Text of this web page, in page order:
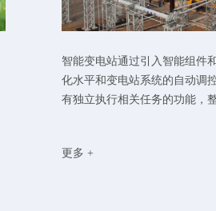
智能变电站通过引入智能组件
化水平和变电站系统的自动调
有独立执行相关任务的功能，
更多 +